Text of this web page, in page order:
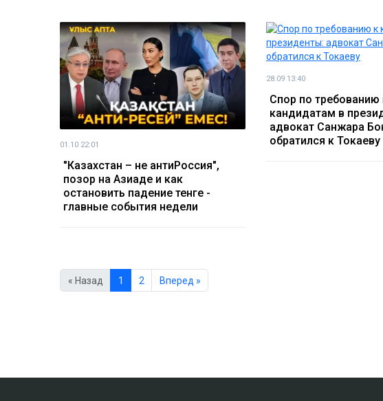
01.10 22:01
"Казахстан – не антиРоссия",
позор на Азиаде и как
остановить падение тенге -
главные события недели
28.09 13:40
Спор по требованию
кандидатам в
адвокат Санжара
обратился к Токаеву
« Назад 1 2 Вперед »